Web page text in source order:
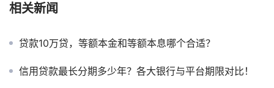
相关新闻
贷款10万贷，等额本金和等额本息哪个合适？
信用贷款最长分期多少年？各大银行与平台期限对比！